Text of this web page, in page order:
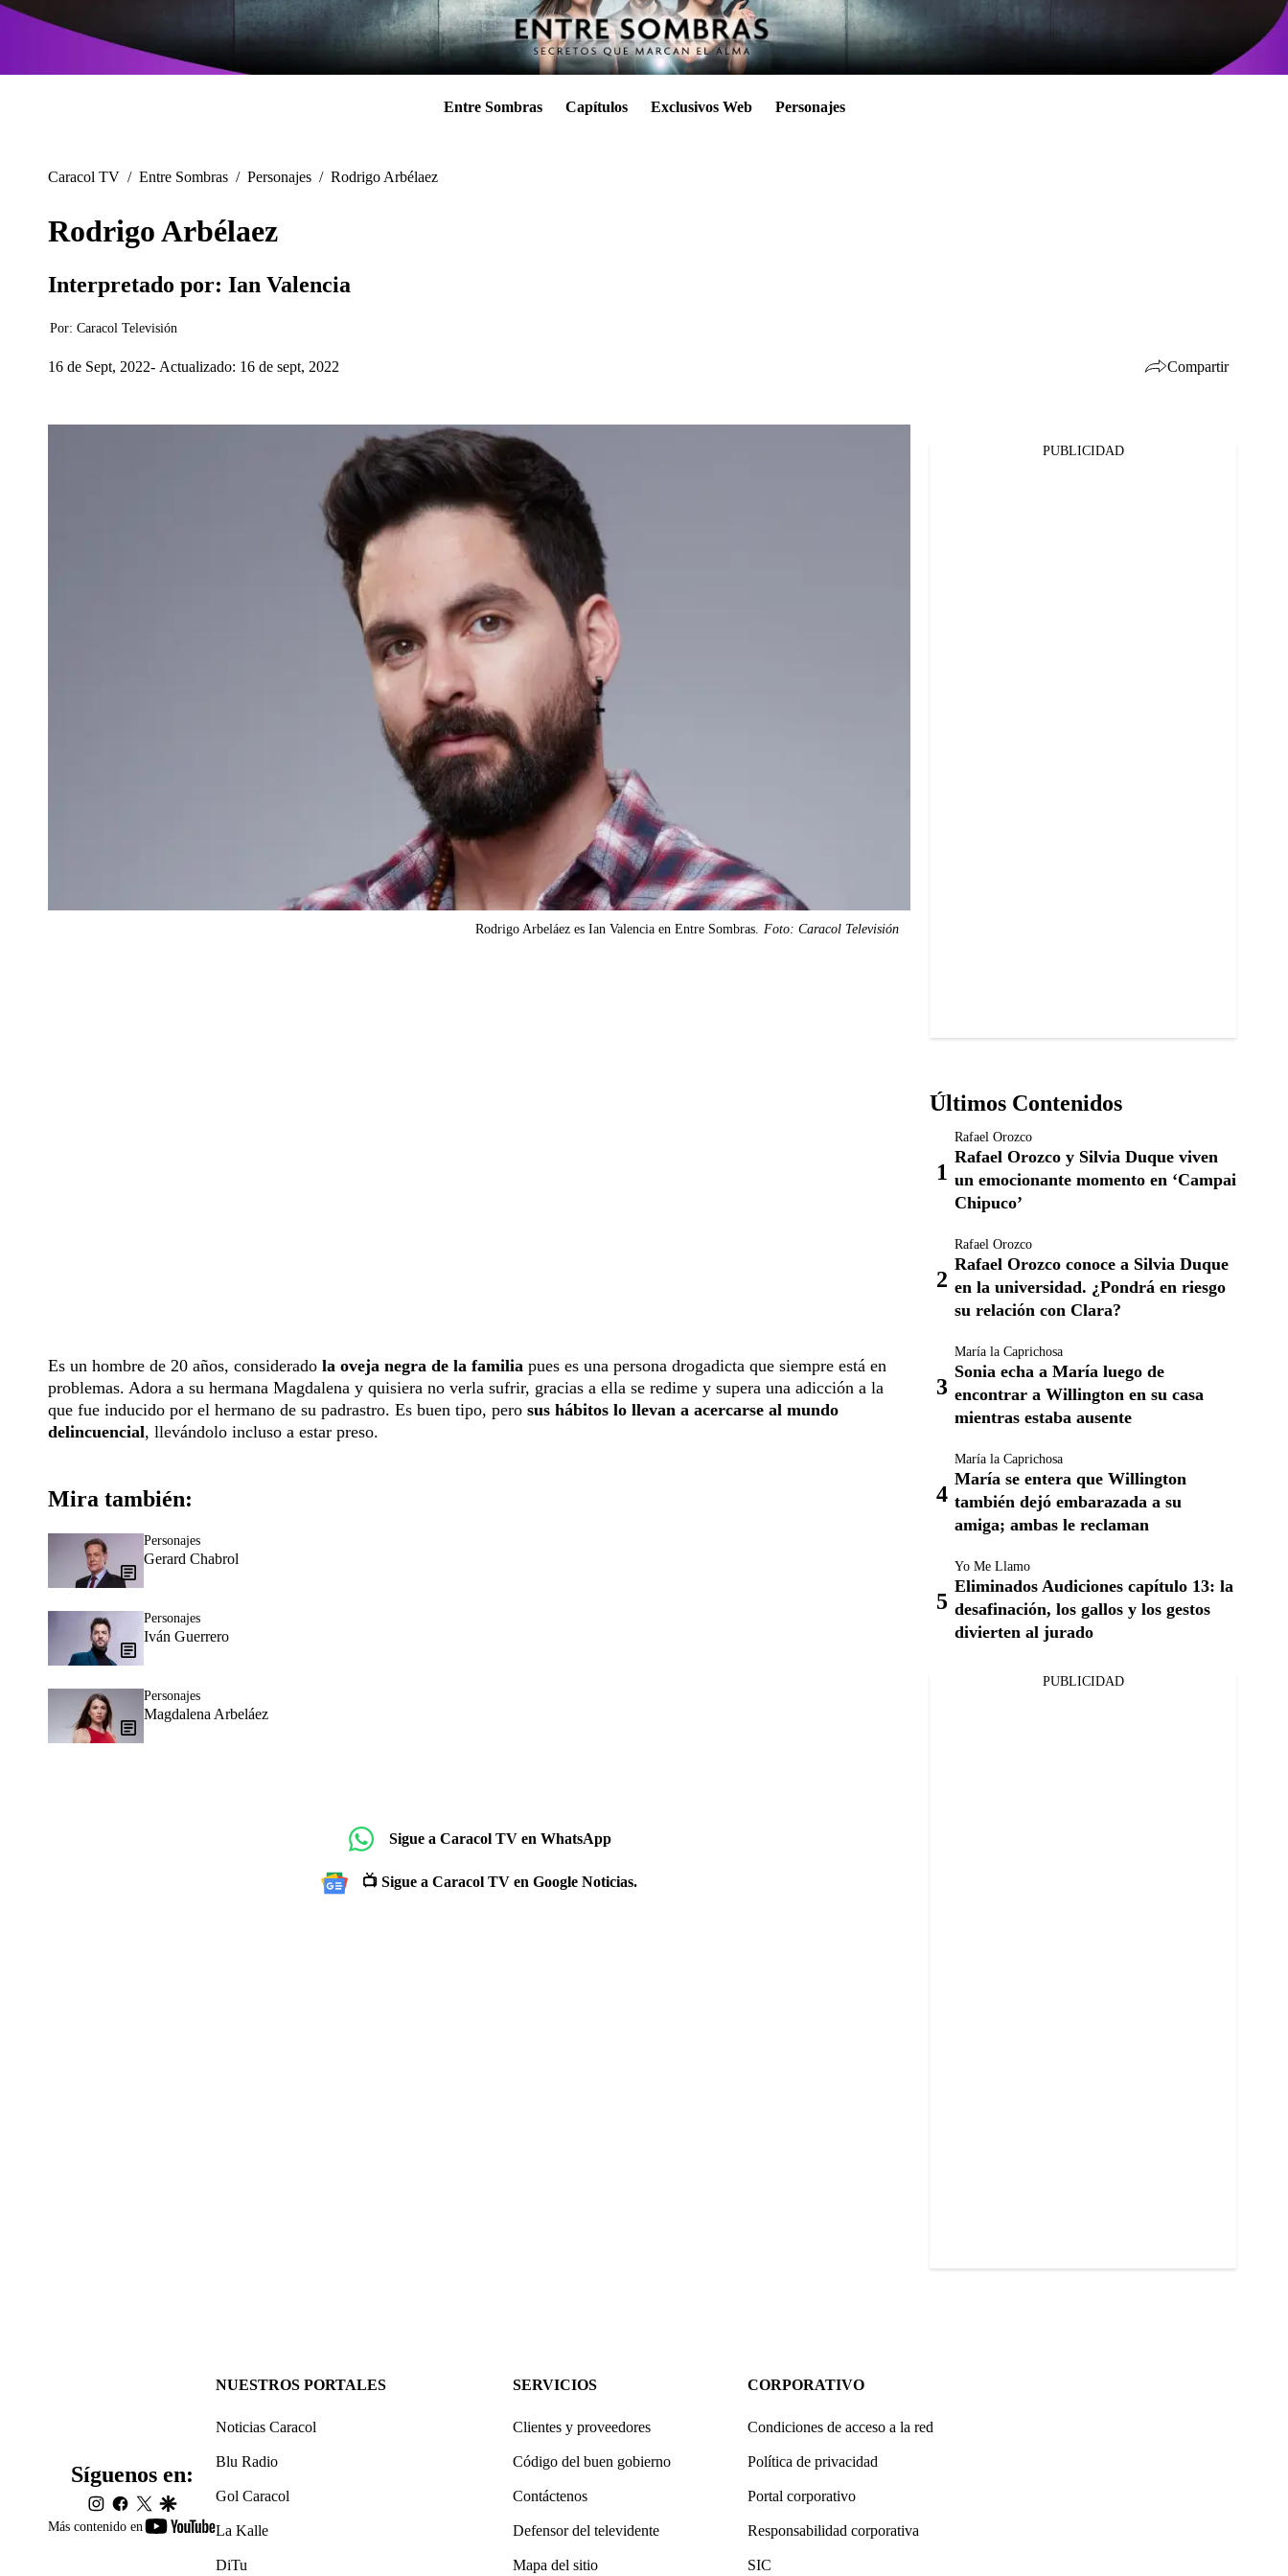
Entre Sombras Capítulos Exclusivos Web Personajes
Caracol TV / Entre Sombras / Personajes / Rodrigo Arbélaez
Rodrigo Arbélaez
Interpretado por: Ian Valencia
Por: Caracol Televisión
16 de Sept, 2022 Actualizado: 16 de sept, 2022 Compartir
Rodrigo Arbeláez es Ian Valencia en Entre Sombras. Foto: Caracol Televisión
Es un hombre de 20 años, considerado la oveja negra de la familia pues es una persona drogadicta que siempre está en
problemas. Adora a su hermana Magdalena y quisiera no verla sufrir, gracias a ella se redime y supera una adicción a la
que fue inducido por el hermano de su padrastro. Es buen tipo, pero sus hábitos lo llevan a acercarse al mundo
delincuencial, llevándolo incluso a estar preso.
Mira también:
Personajes
Gerard Chabrol
Personajes
Iván Guerrero
Personajes
Magdalena Arbeláez
Sigue a Caracol TV en WhatsApp
📺 Sigue a Caracol TV en Google Noticias.
PUBLICIDAD
Últimos Contenidos
Rafael Orozco
Rafael Orozco y Silvia Duque viven
un emocionante momento en ‘Campai
Chipuco’
Rafael Orozco
Rafael Orozco conoce a Silvia Duque
en la universidad. ¿Pondrá en riesgo
su relación con Clara?
María la Caprichosa
Sonia echa a María luego de
encontrar a Willington en su casa
mientras estaba ausente
María la Caprichosa
María se entera que Willington
también dejó embarazada a su
amiga; ambas le reclaman
Yo Me Llamo
Eliminados Audiciones capítulo 13: la
desafinación, los gallos y los gestos
divierten al jurado
PUBLICIDAD
Más contenido en
youtube-
Síguenos en:
instagram
facebook
twittergoogle
NUESTROS PORTALES
Noticias Caracol
Blu Radio
Gol Caracol
La Kalle
DiTu
SERVICIOS
Clientes y proveedores
Código del buen gobierno
Contáctenos
Defensor del televidente
Mapa del sitio
CORPORATIVO
Condiciones de acceso a la red
Política de privacidad
Portal corporativo
Responsabilidad corporativa
SIC